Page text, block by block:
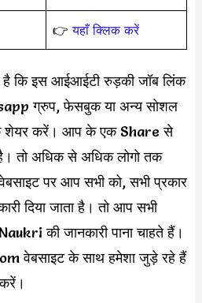
👉यहाँ क्लिक करें
कि इस आईआईटी रुड़की जॉब लिंक
ग्रुप, फेसबुक या अन्य सोशल
शेयर करें। आप के एक Share से
तो अधिक से अधिक लोगो तक
पर आप सभी को, सभी प्रकार
दिया जाता है। तो आप सभी
की जानकारी पाना चाहते हैं।
वेबसाइट के साथ हमेशा जुड़े रहे हैं